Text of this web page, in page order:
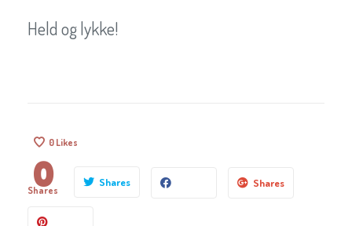
Held og lykke!
0 Likes
0
Shares
Shares Shares